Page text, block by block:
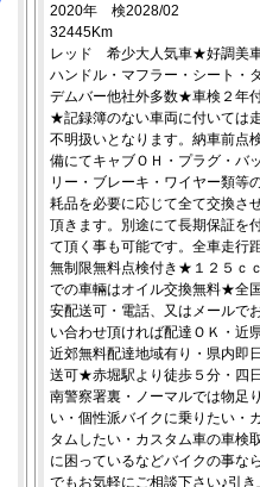
2020年 検2028/02
32445Km
レッド 希少大人気車★好調美
ハンドル・マフラー・シート・
デムバー他社外多数★車検２年
★記録簿のない車両に付いては
不明扱いとなります。納車前点
備にてキャブＯＨ・プラグ・バ
リー・ブレーキ・ワイヤー類等
耗品を必要に応じて全て交換さ
頂きます。別途にて長期保証を
て頂く事も可能です。全車走行
無制限無料点検付き★１２５ｃ
での車輛はオイル交換無料★全
安配送可・電話、又はメールで
い合わせ頂ければ配達ＯＫ・近
近郊無料配達地域有り・県内即
送可★赤堀駅より徒歩５分・四
南警察署裏・ノーマルでは物足
い・個性派バイクに乗りたい・
タムしたい・カスタム車の車検
に困っているなどバイクの事な
でもお気軽にご相談下さい♪引き